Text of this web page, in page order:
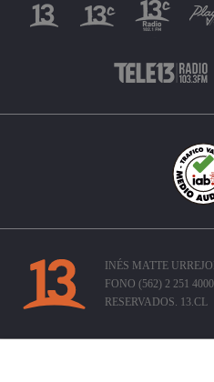
INÉS MATTE
FONO (562) 2 251
RESERVADOS. 13.CL